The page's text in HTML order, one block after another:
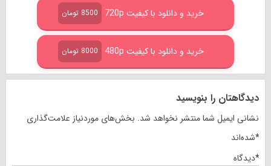
خرید و دانلود با کیفیت 720p 8500 تومان
خرید و دانلود با کیفیت 480p 8000 تومان
دیدگاهتان را بنویسید
نشانی ایمیل شما منتشر نخواهد شد. بخش‌های موردنیاز علامت‌گذاری
شده‌اند*
دیدگاه*